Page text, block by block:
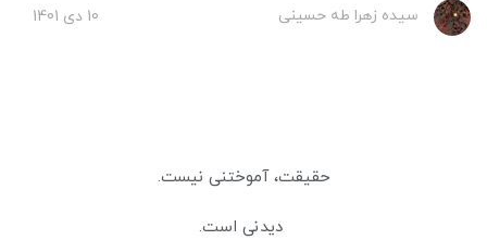
سیده زهرا طه حسینی 10 دی 1401
حقیقت، آموختنی نیست.
دیدنی است.